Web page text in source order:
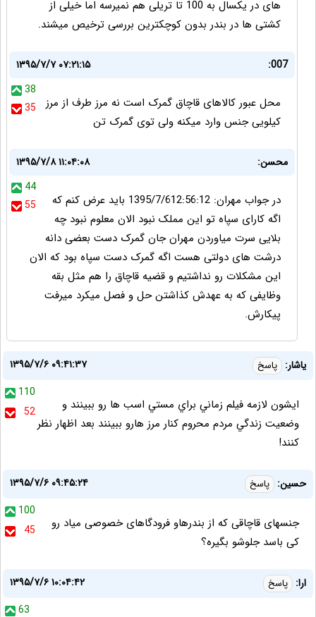
های در یکسال به 100 تا تریلی هم نمیرسه اما خیلی از
کشتی ها در بندر بدون کوچکترین بررسی ترخیص میشند.
007:
۱۳۹۵/۷/۷ ۰۷:۲۱:۱۵
38
35
محل عبور کالاهای قاچاق گمرک است نه مرز طرف از مرز
کیلویی جنس وارد میکنه ولی توی گمرک تن
محسن:
۱۳۹۵/۷/۸ ۱۱:۰۴:۰۸
44
55
در جواب مهران: 1395/7/612:56:12 باید عرض کنم که
اگه کارای سپاه تو این مملک نبود الان معلوم نبود چه
بلایی سرت میاوردن مهران جان گمرک دست بعضی دانه
درشت های دولتی هست اگه گمرک دست سپاه بود که الان
این مشکلات رو نداشتیم و قضیه قاچاق را هم مثل بقه
وظایفی که به عهدش کذاشتن حل و فصل میکرد میرفت
پیکارش.
ياشار: پاسخ
۱۳۹۵/۷/۶ ۰۹:۴۱:۳۷
110
52
ايشون لازمه فيلم زماني براي مستي اسب ها رو ببينند و
وضعيت زندگي مردم محروم كنار مرز هارو ببينند بعد اظهار نظر
كنند!
حسین: پاسخ
۱۳۹۵/۷/۶ ۰۹:۴۵:۲۴
100
45
جنسهای قاچاقی که از بندرهاو فرودگاهای خصوصی میاد رو
کی باسد جلوشو بگیره؟
ارا: پاسخ
۱۳۹۵/۷/۶ ۱۰:۰۴:۴۲
63